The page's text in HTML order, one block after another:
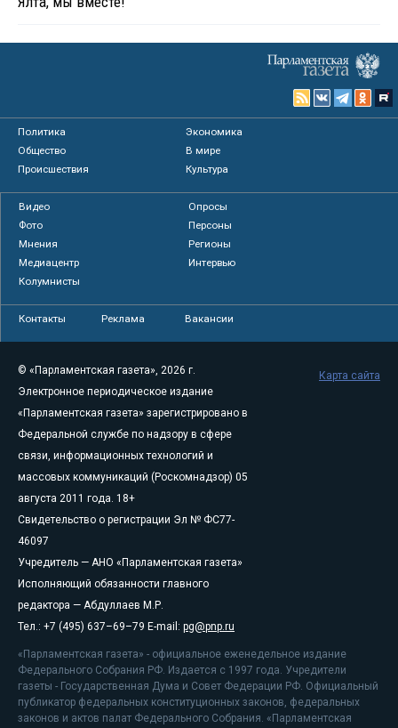
Политика
Экономика
Общество
В мире
Происшествия
Культура
Видео
Опросы
Фото
Персоны
Мнения
Регионы
Медиацентр
Интервью
Колумнисты
Контакты Реклама Вакансии
© «Парламентская газета», 2026 г.
Электронное периодическое издание
«Парламентская газета» зарегистрировано в
Федеральной службе по надзору в сфере
связи, информационных технологий и
массовых коммуникаций (Роскомнадзор) 05
августа 2011 года. 18+
Свидетельство о регистрации Эл № ФС77-
46097
Учредитель — АНО «Парламентская газета»
Исполняющий обязанности главного
редактора — Абдуллаев М.Р.
Тел.: +7 (495) 637–69–79 E-mail: pg@pnp.ru
«Парламентская газета» - официальное еженедельное издание
Федерального Собрания РФ. Издается с 1997 года. Учредители
газеты - Государственная Дума и Совет Федерации РФ. Официальный
публикатор федеральных конституционных законов, федеральных
законов и актов палат Федерального Собрания. «Парламентская
Карта сайта